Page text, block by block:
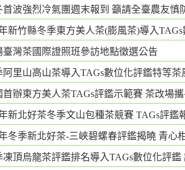
首波強烈冷氣團週末報到 籲請全臺農友慎
新竹縣冬季東方美人茶(膨風茶)導入
臺灣茶國際證照班參訪地點徵選公告
阿里山高山茶導入TAGs數位化評鑑特等茶
首辦東方美人茶TAGs評鑑示範賽 茶改場
新北好茶冬季文山包種茶競賽 TAGs評鑑
冬季新北好茶-三峽碧螺春評鑑揭曉 青心
凍頂烏龍茶評鑑排名導入TAGs數位化評